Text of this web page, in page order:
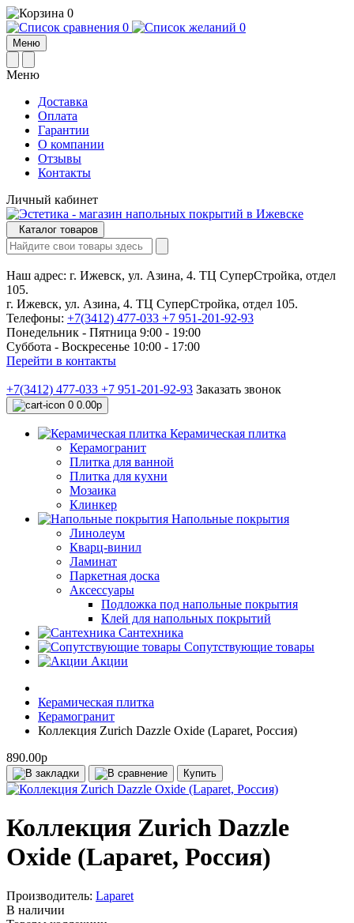
0
0
0
Меню
Меню
Доставка
Оплата
Гарантии
О компании
Отзывы
Контакты
Личный кабинет
Каталог товаров
Наш адрес: г. Ижевск, ул. Азина, 4. ТЦ СуперСтройка, отдел
105.
г. Ижевск, ул. Азина, 4. ТЦ СуперСтройка, отдел 105.
Телефоны: +7(3412) 477-033 +7 951-201-92-93
Понедельник - Пятница 9:00 - 19:00
Суббота - Воскресенье 10:00 - 17:00
Перейти в контакты
+7(3412) 477-033 +7 951-201-92-93 Заказать звонок
0 0.00р
Керамическая плитка
Керамогранит
Плитка для ванной
Плитка для кухни
Мозаика
Клинкер
Напольные покрытия
Линолеум
Кварц-винил
Ламинат
Паркетная доска
Аксессуары
Подложка под напольные покрытия
Клей для напольных покрытий
Сантехника
Сопутствующие товары
Акции
Керамическая плитка
Керамогранит
Коллекция Zurich Dazzle Oxide (Laparet, Россия)
890.00р
Купить
Коллекция Zurich Dazzle
Oxide (Laparet, Россия)
Производитель: Laparet
В наличии